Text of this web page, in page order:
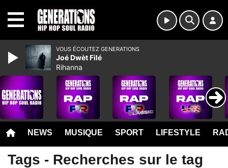
NEWS MUSIQUE SPORT LIFESTYLE
Tags - Recherches sur le tag
VOUS ÉCOUTEZ GENERATIONS
Joé Dwèt Filé
Rihanna